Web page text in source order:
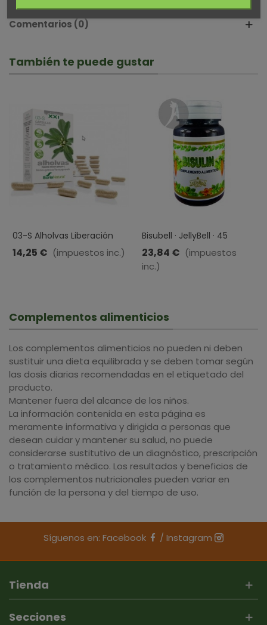
Comentarios (0)
También te puede gustar
03-S Alholvas Liberación
Prolongada · Soria Natural ·
30 Cápsulas
14,25 € (impuestos inc.)
Bisubell · JellyBell · 45
Cápsulas
23,84 € (impuestos
inc.)
Complementos alimenticios
Los complementos alimenticios no pueden ni deben
sustituir una dieta equilibrada y se deben tomar según
las dosis diarias recomendadas en el etiquetado del
producto.
Mantener fuera del alcance de los niños.
La información contenida en esta página es
meramente informativa y dirigida a personas que
desean cuidar y mantener su salud, no puede
considerarse sustitutivo de un diagnóstico, prescripción
o tratamiento médico. Los resultados y beneficios de
los complementos nutricionales pueden variar en
función de la persona y del tiempo de uso.
Síguenos en: Facebook / Instagram
Tienda
Secciones